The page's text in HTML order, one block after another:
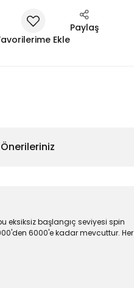
Paylaş
Önerileriniz
eksiksiz başlangıç seviyesi spin
6000'e kadar mevcuttur. Her